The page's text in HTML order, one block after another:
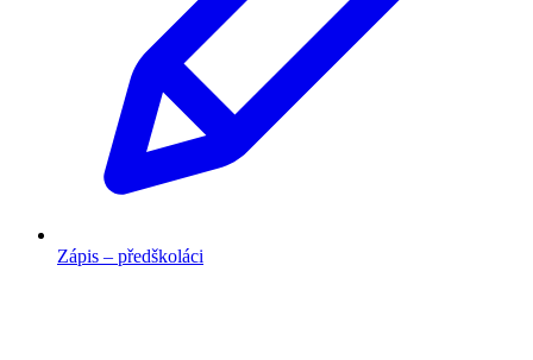
Zápis – předškoláci